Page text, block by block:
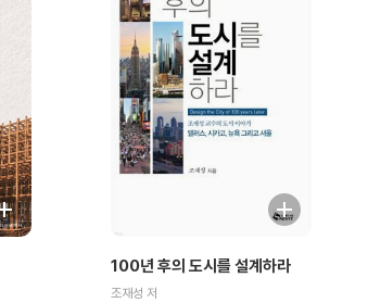
100년 후의 도시를 설계하라
조재성 저